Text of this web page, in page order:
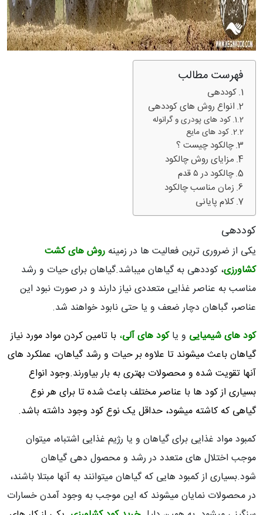
فهرست مطالب
کوددهی
انواع روش های کوددهی
کود های پودری و گرانوله
کود های مایع
چالکود چیست ؟
مزایای روش چالکود
چالکود در ۵ قدم
زمان مناسب چالکود
کلام پایانی
کوددهی
یکی از ضروری ترین فعالیت ها در زمینه روش های کشت
کشاورزی، کوددهی به گیاهان میباشد.گیاهان برای حیات و رشد
مناسب به عناصر غذایی متعددی نیاز دارند و در صورت نبود این
عناصر، گباهان دچار ضعف و یا حتی نابود خواهند شد.
کود های شیمیایی و یاکود های آلی، با تامین کردن مواد مورد نیاز
گیاهان باعث میشوند تا علاوه بر حیات و رشد گیاهان، عملکرد های
آنها تقویت شده و محصولات بهتری به بار بیاورند.وجود انواع
بسیاری از کود ها با عناصر مختلف باعث شده تا برای هر نوع
گیاهی که کاشته میشود، حداقل یک نوع کود وجود داشته باشد.
کمبود مواد غذایی برای گیاهان و یا رژیم غذایی اشتباه، میتوان
موجب اختلال های متعدد در رشد و محصول دهی گیاهان
شود.بسیاری از کمبود هایی که گیاهان میتوانند به آنها مبتلا باشند،
در محصولات نمایان میشوند که این موجب به وجود آمدن خسارات